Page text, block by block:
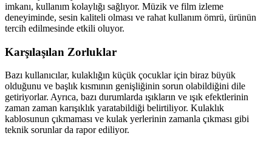
imkanı, kullanım kolaylığı sağlıyor. Müzik ve film izleme
deneyiminde, sesin kaliteli olması ve rahat kullanım ömrü, ürünün
tercih edilmesinde etkili oluyor.
Karşılaşılan Zorluklar
Bazı kullanıcılar, kulaklığın küçük çocuklar için biraz büyük
olduğunu ve başlık kısmının genişliğinin sorun olabildiğini dile
getiriyorlar. Ayrıca, bazı durumlarda ışıkların ve ışık efektlerinin
zaman zaman karışıklık yaratabildiği belirtiliyor. Kulaklık
kablosunun çıkmaması ve kulak yerlerinin zamanla çıkması gibi
teknik sorunlar da rapor ediliyor.